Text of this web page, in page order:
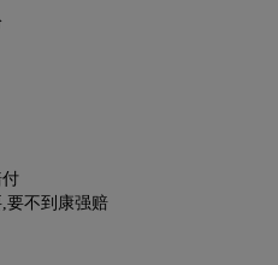
要不到康强赔